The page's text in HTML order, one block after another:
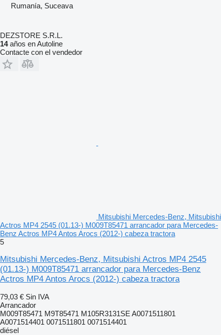
Rumanía, Suceava
DEZSTORE S.R.L.
14años en Autoline
Contacte con el vendedor
Mitsubishi Mercedes-Benz, Mitsubishi
Actros MP4 2545 (01.13-) M009T85471 arrancador para Mercedes-
Benz Actros MP4 Antos Arocs (2012-) cabeza tractora
5
Mitsubishi Mercedes-Benz, Mitsubishi Actros MP4 2545
(01.13-) M009T85471 arrancador para Mercedes-Benz
Actros MP4 Antos Arocs (2012-) cabeza tractora
79,03 € Sin IVA
Arrancador
M009T85471 M9T85471 M105R3131SE A0071511801
A0071514401 0071511801 0071514401
diésel